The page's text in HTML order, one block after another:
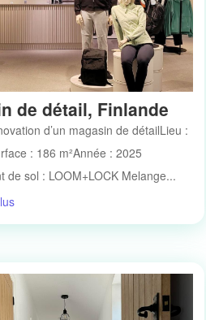
de détail, Finlande
d’un magasin de détailLieu :
: 186 m²Année : 2025
de sol : LOOM+LOCK Melange...